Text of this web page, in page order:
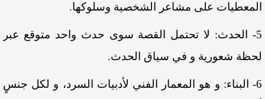
المعطيات على مشاعر الشخصية وسلوكها.
5- الحدث: لا تحتمل القصة سوى حدث واحد متوقع عبر
لحظة شعورية و في سياق الحدث.
6- البناء: و هو المعمار الفني لأدبيات السرد، و لكل جنسٍ